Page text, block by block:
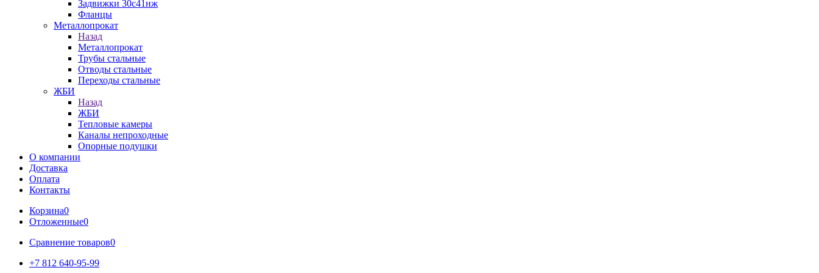
Задвижки 30с41нж
Фланцы
Металлопрокат
Назад
Металлопрокат
Трубы стальные
Отводы стальные
Переходы стальные
ЖБИ
Назад
ЖБИ
Тепловые камеры
Каналы непроходные
Опорные подушки
О компании
Доставка
Оплата
Контакты
Корзина0
Отложенные0
Сравнение товаров0
+7 812 640-95-99